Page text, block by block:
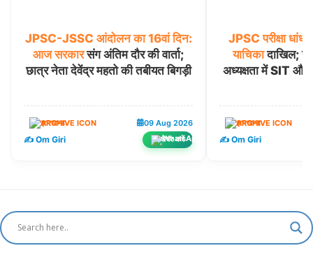
JPSC-JSSC आंदोलन का 16वां दिन:
आज सरकारसंग अंतिम दौर की वार्ता;
छात्र नेता देवेंद्र महतो की तबीयत बिगड़ी
झारखण्ड 09 Aug 2026
✍️ Om Giri शेयर करें
JPSC परीक्षा
याचिकादाखिल;
अध्यक्षता में SIT और
झारखण्ड
✍️ Om Giri